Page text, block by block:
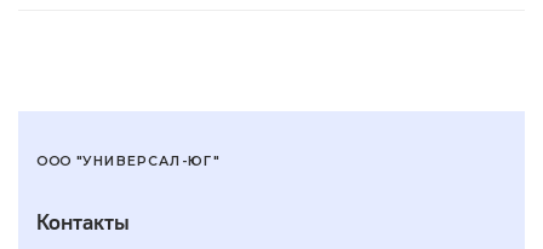
ООО "УНИВЕРСАЛ-ЮГ"
Контакты